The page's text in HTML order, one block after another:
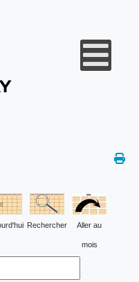
Rechercher Aller au
mois